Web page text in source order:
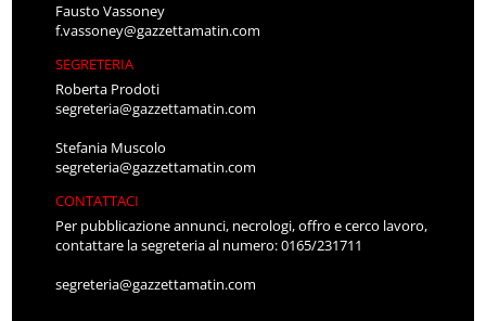
Fausto Vassoney
f.vassoney@gazzettamatin.com
SEGRETERIA
Roberta Prodoti
segreteria@gazzettamatin.com
Stefania Muscolo
segreteria@gazzettamatin.com
CONTATTACI
Per pubblicazione annunci, necrologi, offro e cerco lavoro,
contattare la segreteria al numero: 0165/231711
segreteria@gazzettamatin.com